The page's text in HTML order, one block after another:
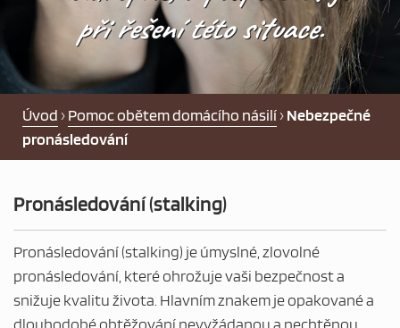
NOCLEHÁRNA
PRO OSOBY BEZ PŘÍSTŘEŠÍ
DLUHOVÁ PORADNA
POMOC NOUZI
AKTUALITY
při řešení této situace.
Úvod ›Pomoc obětem domácího násilí›Nebezpečné
pronásledování
Pronásledování (stalking)
Pronásledování (stalking) je úmyslné, zlovolné
pronásledování, které ohrožuje vaši bezpečnost a
snižuje kvalitu života. Hlavním znakem je opakované a
dlouhodobé obtěžování nevyžádanou a nechtěnou